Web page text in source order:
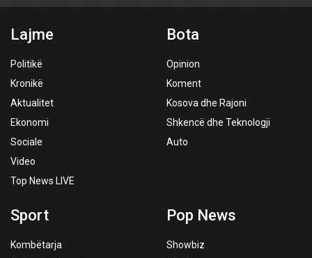
Lajme
Politikë
Kronikë
Aktualitet
Ekonomi
Sociale
Video
Top News LIVE
Bota
Opinion
Koment
Kosova dhe Rajoni
Shkencë dhe Teknologji
Auto
Sport
Kombëtarja
Pop News
Showbiz